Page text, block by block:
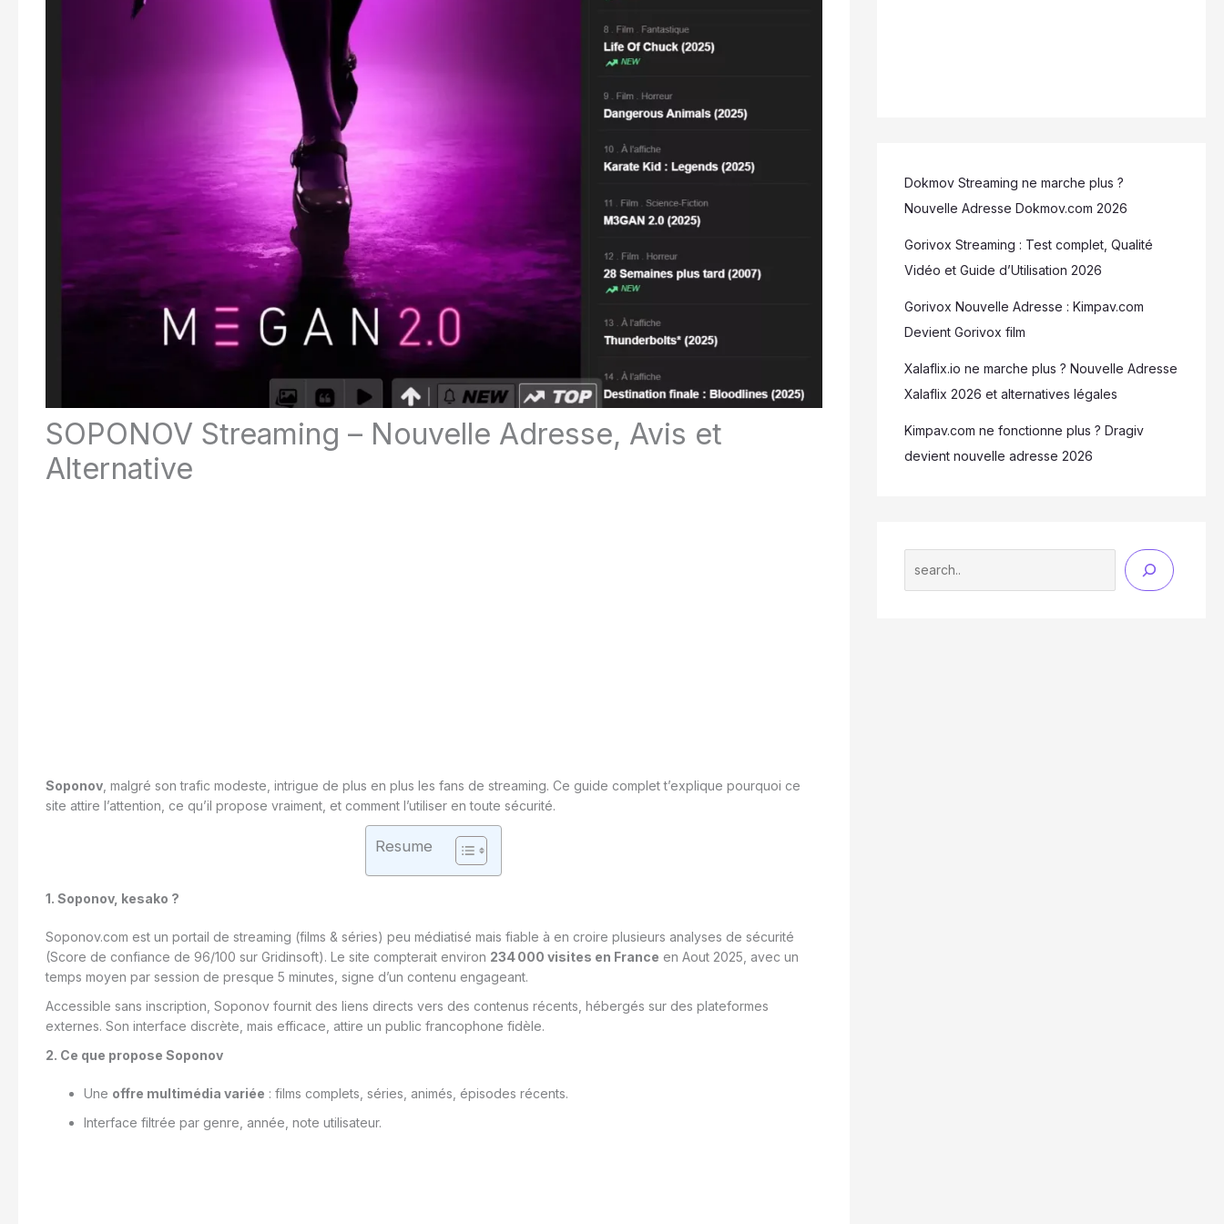
SOPONOV Streaming – Nouvelle Adresse, Avis et
Alternative
Soponov , malgré son trafic modeste, intrigue de plus en plus les fans de streaming. Ce guide complet t’explique pourquoi ce
site attire l’attention, ce qu’il propose vraiment, et comment l’utiliser en toute sécurité.
Resume
1. Soponov, kesako ?
Soponov.com est un portail de streaming (films & séries) peu médiatisé mais fiable à en croire plusieurs analyses de sécurité
(Score de confiance de 96/100 sur Gridinsoft). Le site compterait environ 234 000 visites en France en Aout 2025, avec un
temps moyen par session de presque 5 minutes, signe d’un contenu engageant.
Accessible sans inscription, Soponov fournit des liens directs vers des contenus récents, hébergés sur des plateformes
externes. Son interface discrète, mais efficace, attire un public francophone fidèle.
2. Ce que propose Soponov
Une offre multimédia variée : films complets, séries, animés, épisodes récents.
Interface filtrée par genre, année, note utilisateur.
Dokmov Streaming ne marche plus ?
Nouvelle Adresse Dokmov.com 2026
Gorivox Streaming : Test complet, Qualité
Vidéo et Guide d’Utilisation 2026
Gorivox Nouvelle Adresse : Kimpav.com
Devient Gorivox film
Xalaflix.io ne marche plus ? Nouvelle Adresse
Xalaflix 2026 et alternatives légales
Kimpav.com ne fonctionne plus ? Dragiv
devient nouvelle adresse 2026